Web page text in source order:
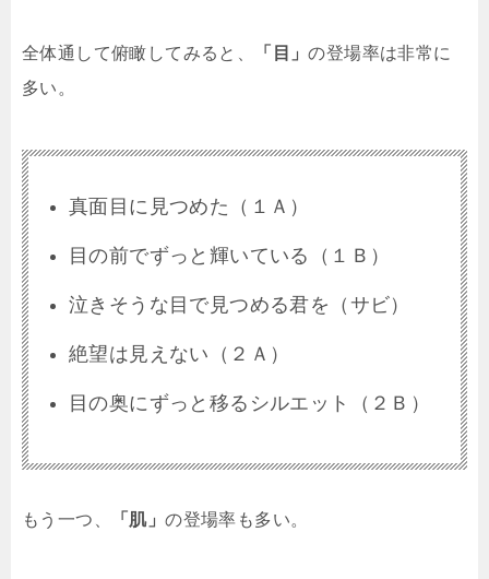
全体通して俯瞰してみると、 「目」の登場率は非常に
多い。
真面目に見つめた（１Ａ）
目の前でずっと輝いている（１Ｂ）
泣きそうな目で見つめる君を（サビ）
絶望は見えない（２Ａ）
目の奥にずっと移るシルエット（２Ｂ）
もう一つ、 「肌」の登場率も多い。